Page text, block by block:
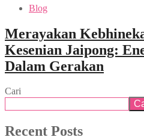
Blog
Merayakan
Kesenian Jaipong:
Dalam Gerakan
Cari
Recent Posts